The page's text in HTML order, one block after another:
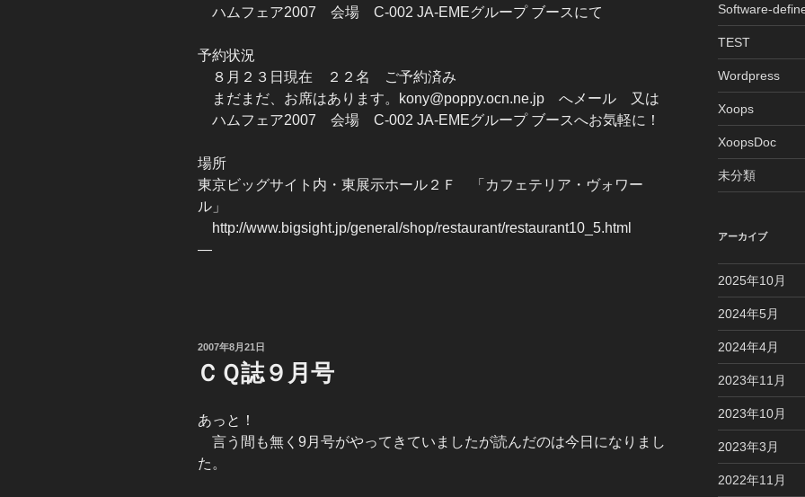
ハムフェア2007 会場 C-002 JA-EMEグループ ブースにて
予約状況
８月２３日現在 ２２名 ご予約済み
まだまだ、お席はあります。kony@poppy.ocn.ne.jp へメール 又は
ハムフェア2007 会場 C-002 JA-EMEグループ ブースへお気軽に！
場所
東京ビッグサイト内・東展示ホール２Ｆ 「カフェテリア・ヴォワー
ル」
http://www.bigsight.jp/general/shop/restaurant/restaurant10_5.html
—
投
日:
2007年8月21日
ＣＱ誌９月号
あっと！
言う間も無く9月号がやってきていましたが読んだのは今日になりまし
た。
Software-
TEST
Wordpress
Xoops
XoopsDoc
未分類
アーカイブ
2025年10月
2024年5月
2024年4月
2023年11月
2023年10月
2023年3月
2022年11月